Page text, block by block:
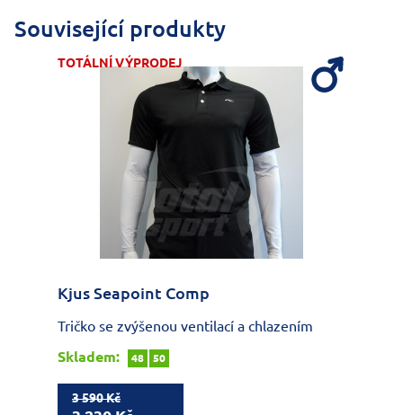
Související produkty
TOTÁLNÍ VÝPRODEJ
Kjus Seapoint Comp
Tričko se zvýšenou ventilací a chlazením
Skladem:
48 50
3 590 Kč